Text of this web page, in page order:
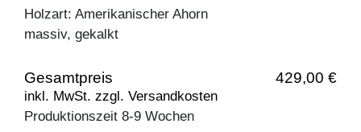
Holzart: Amerikanischer Ahorn
massiv, gekalkt
Gesamtpreis 429,00 €
inkl. MwSt. zzgl. Versandkosten
Produktionszeit 8-9 Wochen